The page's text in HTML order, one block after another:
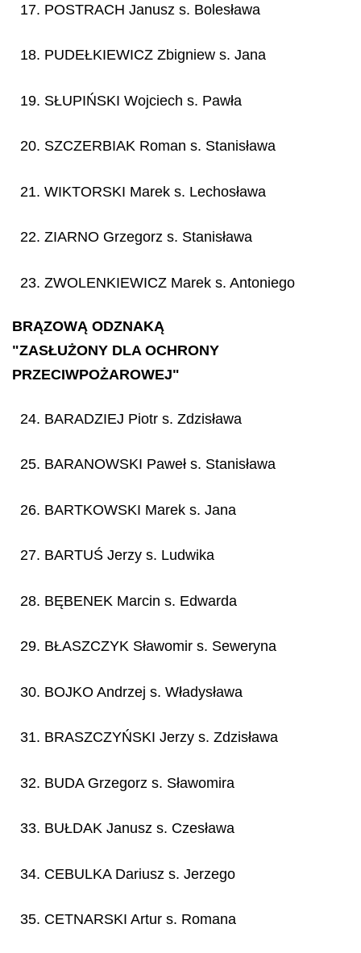
17. POSTRACH Janusz s. Bolesława
18. PUDEŁKIEWICZ Zbigniew s. Jana
19. SŁUPIŃSKI Wojciech s. Pawła
20. SZCZERBIAK Roman s. Stanisława
21. WIKTORSKI Marek s. Lechosława
22. ZIARNO Grzegorz s. Stanisława
23. ZWOLENKIEWICZ Marek s. Antoniego
BRĄZOWĄ ODZNAKĄ
"ZASŁUŻONY DLA OCHRONY
PRZECIWPOŻAROWEJ"
24. BARADZIEJ Piotr s. Zdzisława
25. BARANOWSKI Paweł s. Stanisława
26. BARTKOWSKI Marek s. Jana
27. BARTUŚ Jerzy s. Ludwika
28. BĘBENEK Marcin s. Edwarda
29. BŁASZCZYK Sławomir s. Seweryna
30. BOJKO Andrzej s. Władysława
31. BRASZCZYŃSKI Jerzy s. Zdzisława
32. BUDA Grzegorz s. Sławomira
33. BUŁDAK Janusz s. Czesława
34. CEBULKA Dariusz s. Jerzego
35. CETNARSKI Artur s. Romana